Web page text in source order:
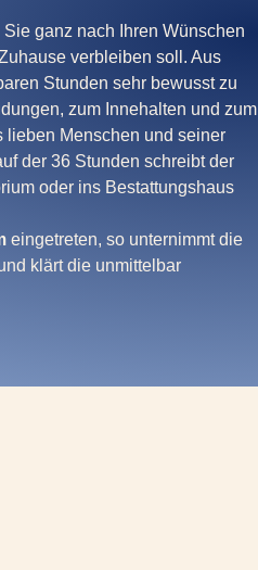
ganz nach Ihren Wünschen
verbleiben soll. Aus
Stunden sehr bewusst zu
zum Innehalten und zum
lieben Menschen und seiner
der 36 Stunden schreibt der
oder ins Bestattungshaus
eingetreten, so unternimmt die
klärt die unmittelbar